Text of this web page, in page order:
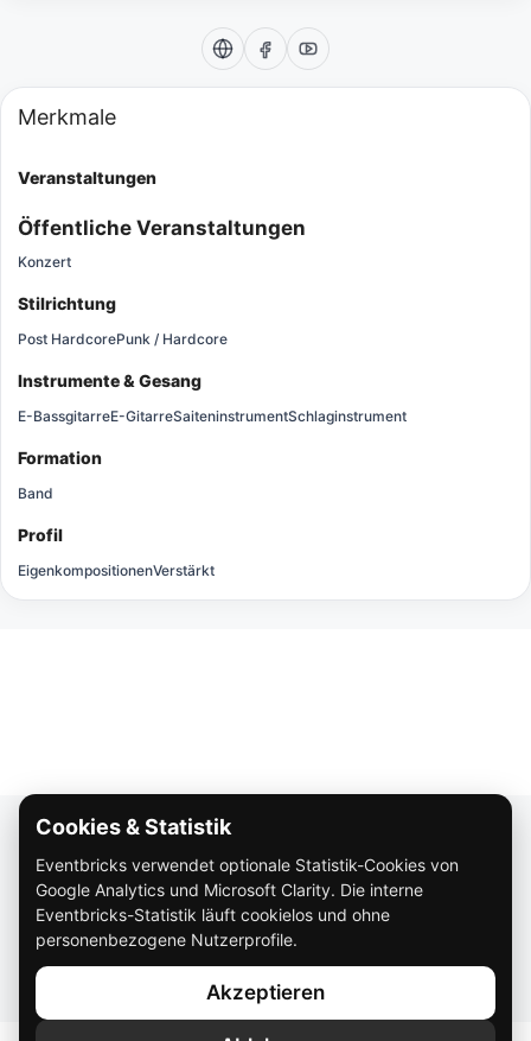
Merkmale
Veranstaltungen
Öffentliche Veranstaltungen
Konzert
Stilrichtung
Post HardcorePunk / Hardcore
Instrumente & Gesang
E-BassgitarreE-GitarreSaiteninstrumentSchlaginstrument
Formation
Band
Profil
EigenkompositionenVerstärkt
Über Eventbricks
So funktioniert Eventbricks
Impressum
Datenschutz
Cookies & Statistik
Eventbricks verwendet optionale Statistik-Cookies von
Google Analytics und Microsoft Clarity. Die interne
Eventbricks-Statistik läuft cookielos und ohne
personenbezogene Nutzerprofile.
Akzeptieren